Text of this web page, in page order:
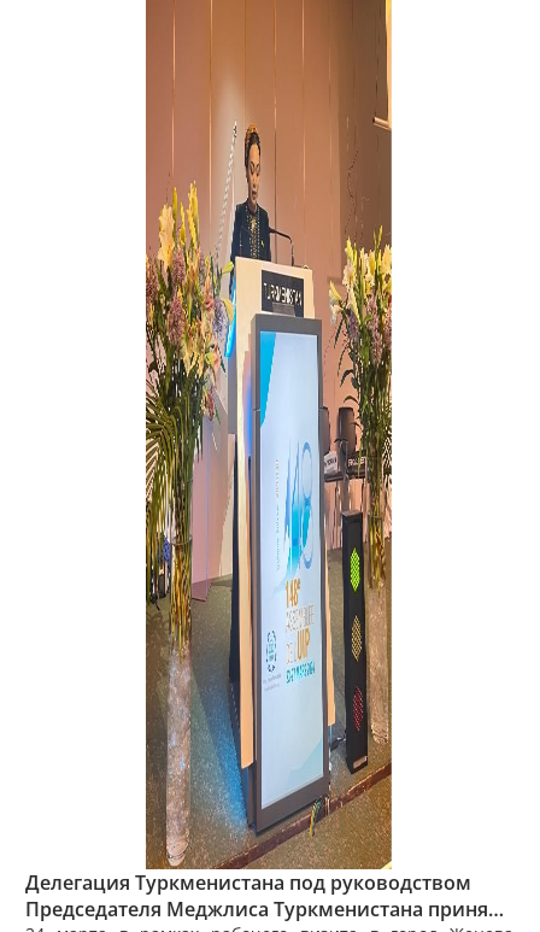
Делегация Туркменистана под руководством
Председателя Меджлиса Туркменистана приняла